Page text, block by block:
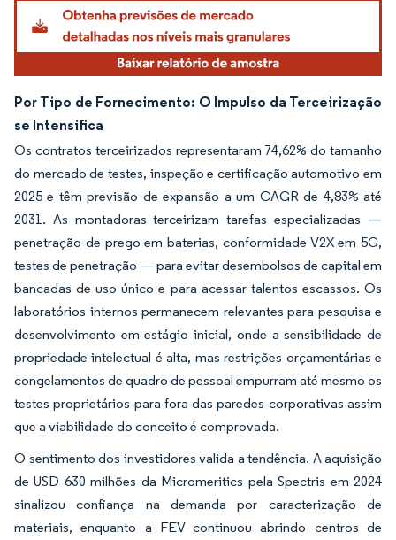
Por Tipo de Fornecimento: O Impulso da Terceirização
se Intensifica
Os contratos terceirizados representaram 74,62% do tamanho
do mercado de testes, inspeção e certificação automotivo em
2025 e têm previsão de expansão a um CAGR de 4,83% até
2031. As montadoras terceirizam tarefas especializadas —
penetração de prego em baterias, conformidade V2X em 5G,
testes de penetração — para evitar desembolsos de capital em
bancadas de uso único e para acessar talentos escassos. Os
laboratórios internos permanecem relevantes para pesquisa e
desenvolvimento em estágio inicial, onde a sensibilidade de
propriedade intelectual é alta, mas restrições orçamentárias e
congelamentos de quadro de pessoal empurram até mesmo os
testes proprietários para fora das paredes corporativas assim
que a viabilidade do conceito é comprovada.
O sentimento dos investidores valida a tendência. A aquisição
de USD 630 milhões da Micromeritics pela Spectris em 2024
sinalizou confiança na demanda por caracterização de
materiais, enquanto a FEV continuou abrindo centros de